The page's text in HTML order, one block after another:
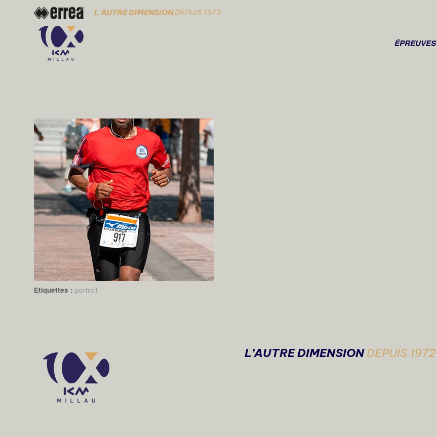
L'AUTRE DIMENSIONDEPUIS 1972
ÉPREUVES
Etiquettes : portrait
L’AUTRE DIMENSIONDEPUIS 1972